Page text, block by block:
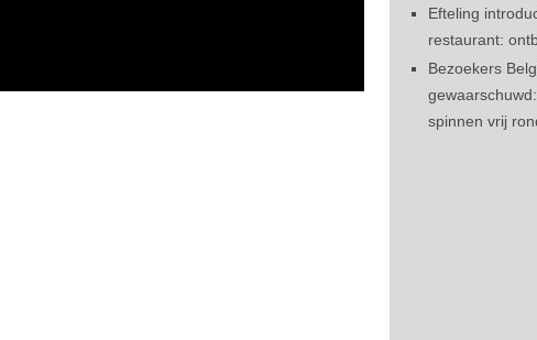
Efteling
restaurant:
Bezoekers
spinnen vrij